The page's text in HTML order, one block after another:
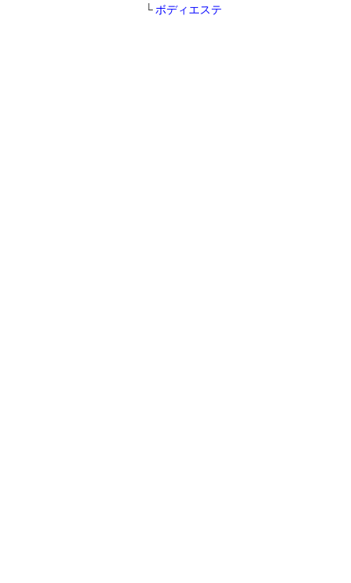
ボディエステ